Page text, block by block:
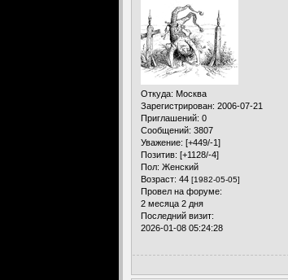
Откуда: Москва
Зарегистрирован: 2006-07-21
Приглашений: 0
Сообщений: 3807
Уважение: [+449/-1]
Позитив: [+1128/-4]
Пол: Женский
Возраст: 44[1982-05-05]
Провел на форуме:
2 месяца 2 дня
Последний визит:
2026-01-08 05:24:28